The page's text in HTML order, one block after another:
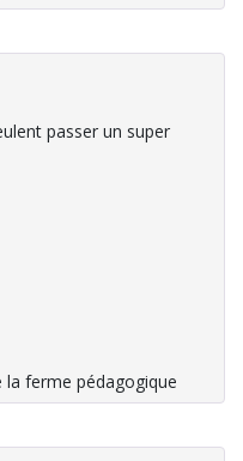
passer un super
la ferme pédagogique